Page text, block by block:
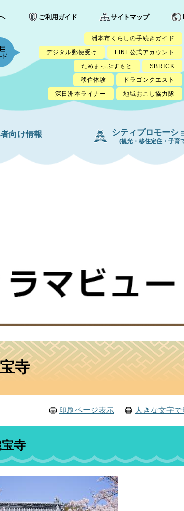
ご利用ガイド サイトマップ
洲本市くらしの手続きガイド
デジタル郵便受け
LINE公式アカウント
ためまっぷすもと
SBRICK
移住体験
ドラゴンクエスト
深日洲本ライナー
地域おこし協力隊
向け情報 シティプロモーシ
(観光・移住定住・子育
寺
印刷ページ表示 大きな文字
寺